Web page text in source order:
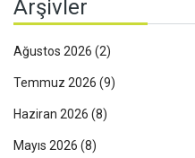
Arşivler
Ağustos 2026 (2)
Temmuz 2026 (9)
Haziran 2026 (8)
Mayıs 2026 (8)